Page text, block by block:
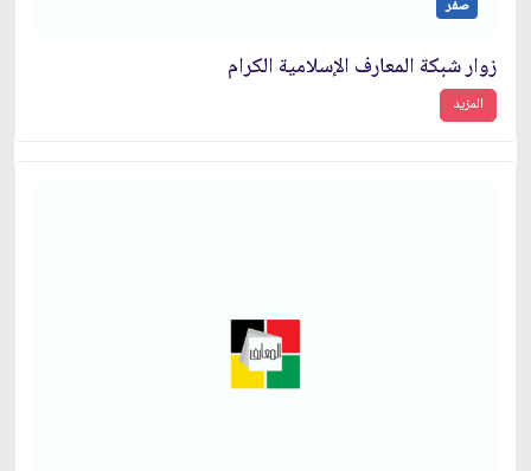
صفر
زوار شبكة المعارف الإسلامية الكرام
المزيد